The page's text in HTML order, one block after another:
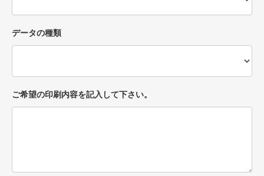
データの種類
ご希望の印刷内容を記入して下さい。